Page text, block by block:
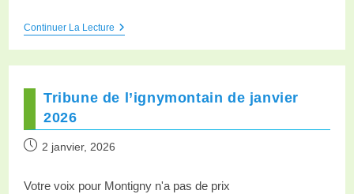
Continuer La Lecture
Tribune de l’ignymontain de janvier
2026
2 janvier, 2026
Votre voix pour Montigny n'a pas de prix